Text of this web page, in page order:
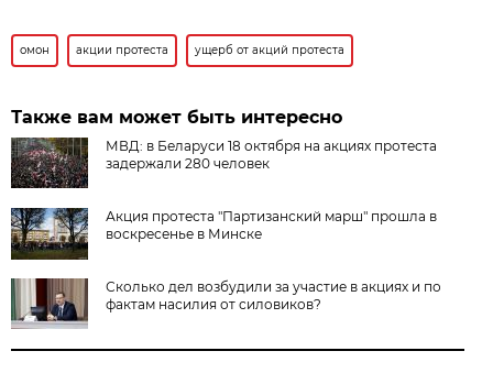
омон акции протеста ущерб от акций протеста
Также вам может быть интересно
МВД: в Беларуси 18 октября на акциях протеста
задержали 280 человек
Акция протеста "Партизанский марш" прошла в
воскресенье в Минске
Сколько дел возбудили за участие в акциях и по
фактам насилия от силовиков?